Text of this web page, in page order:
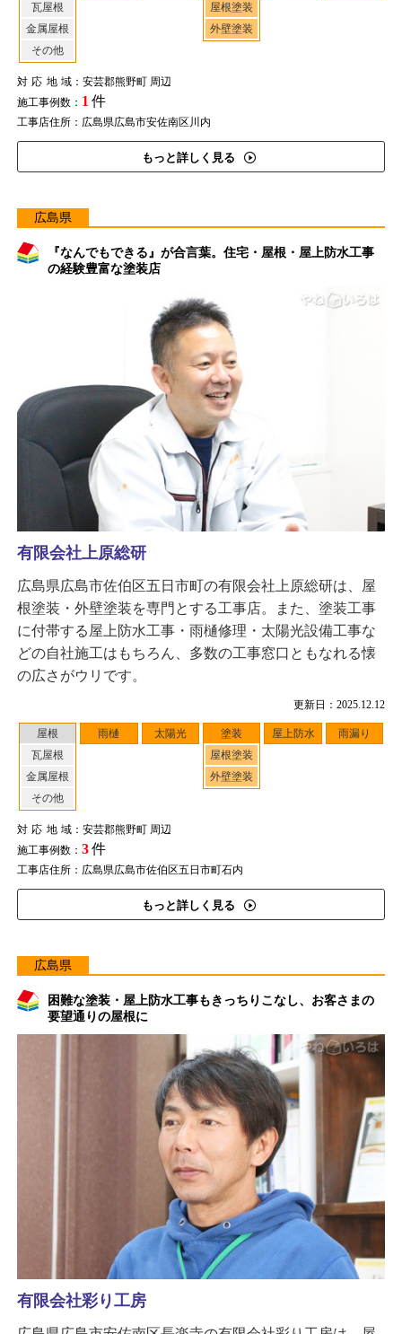
瓦屋根
金属屋根
その他
屋根塗装
外壁塗装
対応地域：安芸郡熊野町 周辺
施工事例数： 1 件
工事店住所：広島県広島市安佐南区川内
もっと詳しく見る
広島県
『なんでもできる』が合言葉。住宅・屋根・屋上防水工事
の経験豊富な塗装店
更新日：2025.12.12
屋根
瓦屋根
金属屋根
その他
雨樋 太陽光
塗装
屋根塗装
外壁塗装
屋上防水 雨漏り
対応地域：安芸郡熊野町 周辺
施工事例数： 3件
工事店住所：広島県広島市佐伯区五日市町石内
もっと詳しく見る
有限会社上原総研
広島県広島市佐伯区五日市町の有限会社上原総研は、屋
根塗装・外壁塗装を専門とする工事店。また、塗装工事
に付帯する屋上防水工事・雨樋修理・太陽光設備工事な
どの自社施工はもちろん、多数の工事窓口ともなれる懐
の広さがウリです。
広島県
困難な塗装・屋上防水工事もきっちりこなし、お客さまの
要望通りの屋根に
有限会社彩り工房